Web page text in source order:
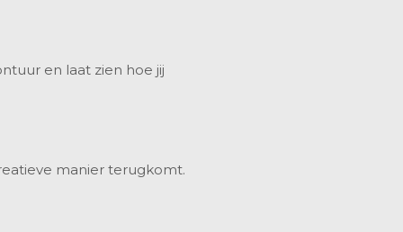
en laat zien hoe jij
manier terugkomt.